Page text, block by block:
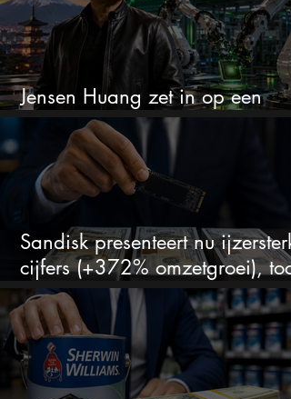
Jensen Huang zet in op een
aandeel dat bijna niemand kent
Sandisk presenteert nu
cijfers (+372% omzetgroei), toch
zakt het aandeel weg